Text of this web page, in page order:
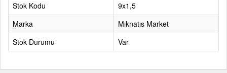
Stok Kodu
9x1,5
Marka
Mıknatıs Market
Stok Durumu
Var